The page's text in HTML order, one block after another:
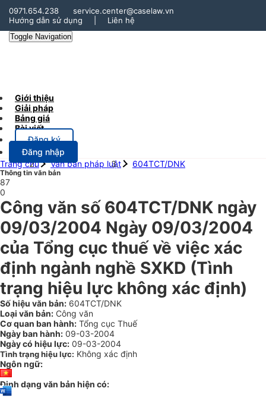
0971.654.238
service.center@caselaw.vn
Hướng dẫn sử dụng
Liên hệ
Toggle Navigation
Giới thiệu
Giải pháp
Bảng giá
Bài viết
Đăng ký
Đăng nhập
Trang chủ
Văn bản pháp luật 604TCT/DNK
Thông tin văn bản
87
0
Công văn số 604TCT/DNK ngày
09/03/2004 Ngày 09/03/2004
của Tổng cục thuế về việc xác
định ngành nghề SXKD (Tình
trạng hiệu lực không xác định)
Số hiệu văn bản: 604TCT/DNK
Loại văn bản: Công văn
Cơ quan ban hành: Tổng cục Thuế
Ngày ban hành: 09-03-2004
Ngày có hiệu lực: 09-03-2004
Tình trạng hiệu lực: Không xác định
Ngôn ngữ:
Định dạng văn bản hiện có: